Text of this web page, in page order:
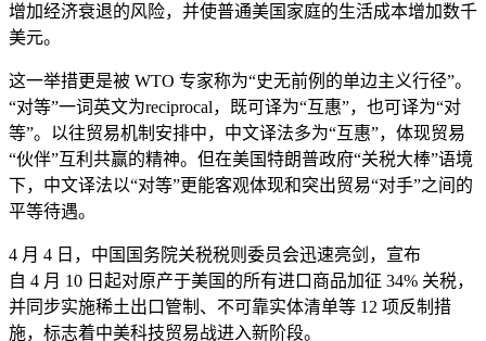
增加经济衰退的风险，并使普通美国家庭的生活成本增加数千
美元。
这一举措更是被 WTO 专家称为“史无前例的单边主义行径”。
“对等”一词英文为reciprocal，既可译为“互惠”，也可译为“对
等”。以往贸易机制安排中，中文译法多为“互惠”，体现贸易
“伙伴”互利共赢的精神。但在美国特朗普政府“关税大棒”语境
下，中文译法以“对等”更能客观体现和突出贸易“对手”之间的
平等待遇。
4 月 4 日，中国国务院关税税则委员会迅速亮剑，宣布
自 4 月 10 日起对原产于美国的所有进口商品加征 34% 关税，
并同步实施稀土出口管制、不可靠实体清单等 12 项反制措
施，标志着中美科技贸易战进入新阶段。